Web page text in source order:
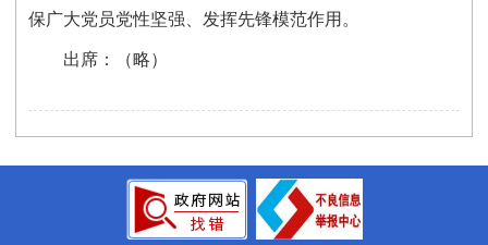
保广大党员党性坚强、发挥先锋模范作用。
出席：（略）